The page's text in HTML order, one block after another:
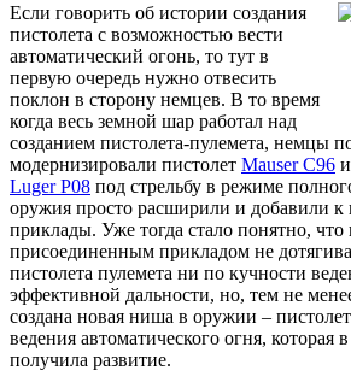
Если говорить об истории создания
пистолета с возможностью вести
автоматический огонь, то тут в
первую очередь нужно отвесить
поклон в сторону немцев. В то время
когда весь земной шар работал над
созданием пистолета-пулемета, немцы
модернизировали пистолет Mauser C96
Luger P08 под стрельбу в режиме
оружия просто расширили и добавили к
приклады. Уже тогда стало понятно, что
присоединенным прикладом не
пистолета пулемета ни по кучности
эффективной дальности, но, тем не
создана новая ниша в оружии –
ведения автоматического огня, которая
получила развитие.